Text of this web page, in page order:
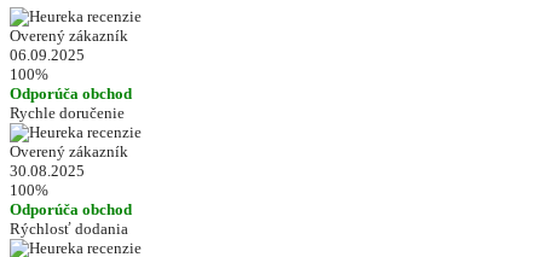
Overený zákazník
06.09.2025
100%
Odporúča obchod
Rychle doručenie
Overený zákazník
30.08.2025
100%
Odporúča obchod
Rýchlosť dodania